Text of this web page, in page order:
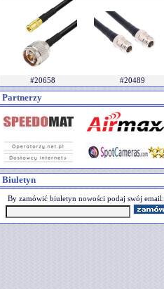
#20658 #20489
Partnerzy
Biuletyn
By zamówić biuletyn nowości podaj swój email: